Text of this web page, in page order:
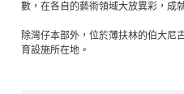
數，在各自的藝術領域大放異彩，成
除灣仔本部外，位於薄扶林的伯大尼
育設施所在地。